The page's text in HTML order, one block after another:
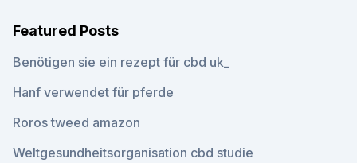
Featured Posts
Benötigen sie ein rezept für cbd uk_
Hanf verwendet für pferde
Roros tweed amazon
Weltgesundheitsorganisation cbd studie